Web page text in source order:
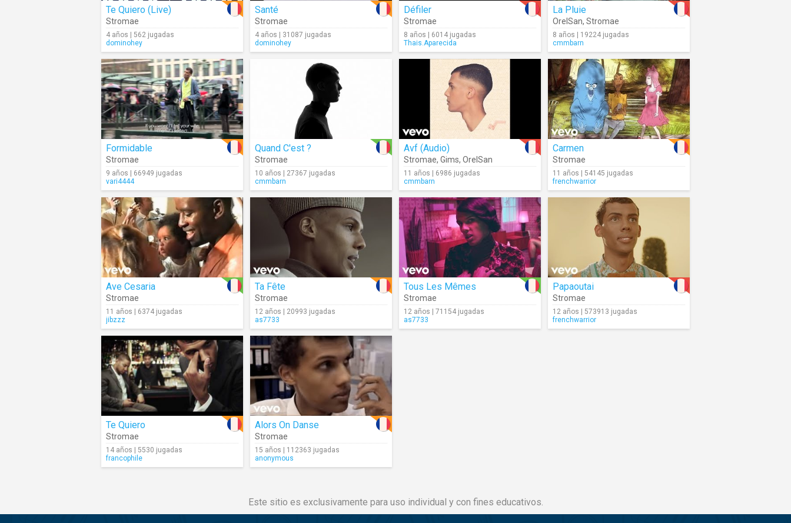
Te Quiero (Live)
Stromae
4 años | 562 jugadas
dominohey
Santé
Stromae
4 años | 31087 jugadas
dominohey
Défiler
Stromae
8 años | 6014 jugadas
Thais.Aparecida
La Pluie
OrelSan, Stromae
8 años | 19224 jugadas
cmmbarn
Formidable
Stromae
9 años | 66949 jugadas
vari4444
Quand C'est ?
Stromae
10 años | 27367 jugadas
cmmbarn
Avf (Audio)
Stromae, Gims, OrelSan
11 años | 6986 jugadas
cmmbarn
Carmen
Stromae
11 años | 54145 jugadas
frenchwarrior
Ave Cesaria
Stromae
11 años | 6374 jugadas
jibzzz
Ta Fête
Stromae
12 años | 20993 jugadas
as7733
Tous Les Mêmes
Stromae
12 años | 71154 jugadas
as7733
Papaoutai
Stromae
12 años | 573913 jugadas
frenchwarrior
Te Quiero
Stromae
14 años | 5530 jugadas
francophile
Alors On Danse
Stromae
15 años | 112363 jugadas
anonymous
Este sitio es exclusivamente para uso individual y con fines educativos.